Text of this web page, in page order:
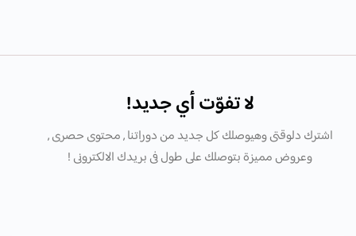
لا تفوّت أي جديد!
اشترك دلوقتى وهيوصلك كل جديد من دوراتنا , محتوى حصرى ,
وعروض مميزة بتوصلك على طول فى بريدك الالكترونى !